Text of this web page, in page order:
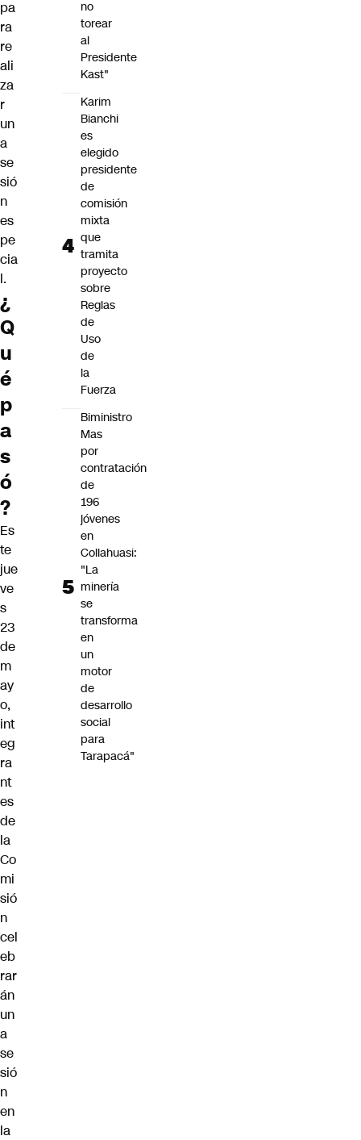
pa
ra
re
ali
za
r
un
a
se
sió
n
es
pe
cia
l.
¿
Q
u
é
p
a
s
ó
?
Es
te
jue
ve
s
23
de
m
ay
o,
int
eg
ra
nt
es
de
la
Co
mi
sió
n
cel
eb
rar
án
un
a
se
sió
n
en
la
no
torear
al
Presidente
Kast"
Karim
Bianchi
es
elegido
presidente
de
comisión
mixta
que
tramita
proyecto
sobre
Reglas
de
Uso
de
la
Fuerza
Biministro
Mas
por
contratación
de
196
jóvenes
en
Collahuasi:
"La
minería
se
transforma
en
un
motor
de
desarrollo
social
para
Tarapacá"